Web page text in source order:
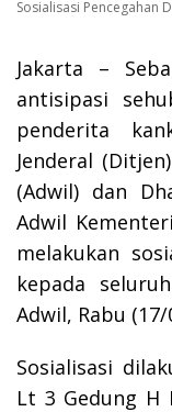
Sosialisasi Pencegahan
Jakarta –
antisipasi
penderita
Jenderal
(Adwil) dan
Adwil
melakukan
kepada
Adwil, Rabu
Sosialisasi
Lt 3 Gedung H